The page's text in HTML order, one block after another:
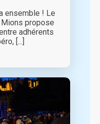
ensemble ! Le
propose
adhérents
[...]